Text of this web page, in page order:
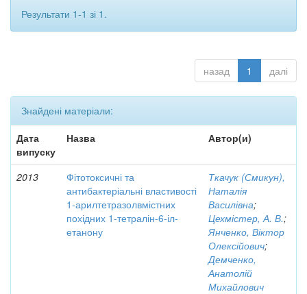
Результати 1-1 зі 1.
назад 1 далі
Знайдені матеріали:
Дата
випуску
Назва Автор(и)
2013
Фітотоксичні та
антибактеріальні властивості
1-арилтетразолвмістних
похідних 1-тетралін-6-іл-
етанону
Ткачук (Смикун),
Наталія
Василівна;
Цехмістер, А. В.;
Янченко, Віктор
Олексійович;
Демченко,
Анатолій
Михайлович